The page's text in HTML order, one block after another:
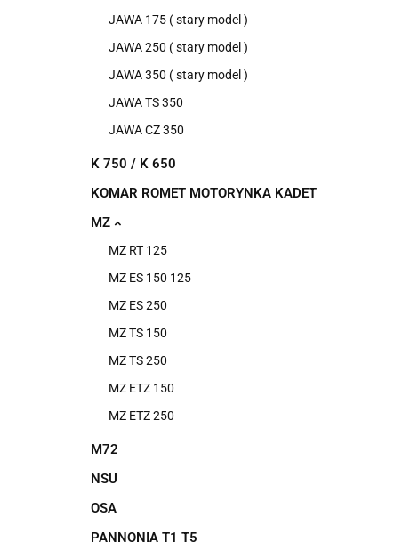
JAWA 175 ( stary model )
JAWA 250 ( stary model )
JAWA 350 ( stary model )
JAWA TS 350
JAWA CZ 350
K 750 / K 650
KOMAR ROMET MOTORYNKA KADET
MZ
MZ RT 125
MZ ES 150 125
MZ ES 250
MZ TS 150
MZ TS 250
MZ ETZ 150
MZ ETZ 250
M72
NSU
OSA
PANNONIA T1 T5